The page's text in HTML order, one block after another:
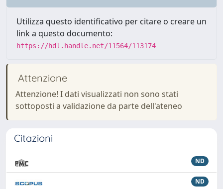
Utilizza questo identificativo per citare o creare un
link a questo documento:
https://hdl.handle.net/11564/113174
Attenzione
Attenzione! I dati visualizzati non sono stati
sottoposti a validazione da parte dell'ateneo
Citazioni
ND
ND